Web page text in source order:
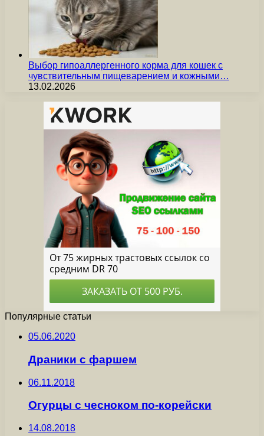
Выбор гипоаллергенного корма для кошек с
чувствительным пищеварением и кожными…
13.02.2026
Популярные статьи
05.06.2020
Драники с фаршем
06.11.2018
Огурцы с чесноком по-корейски
14.08.2018